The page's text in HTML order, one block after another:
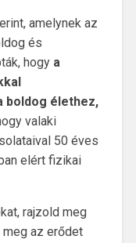
amelynek az
és
hogy a
boldog élethez,
valaki
50 éves
elért fizikai
rajzold meg
meg az erődet